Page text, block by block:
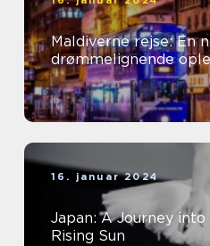
Maldiverne rejse: En
drømmelignende
16. januar 2024
Japan: A Journey
Rising Sun